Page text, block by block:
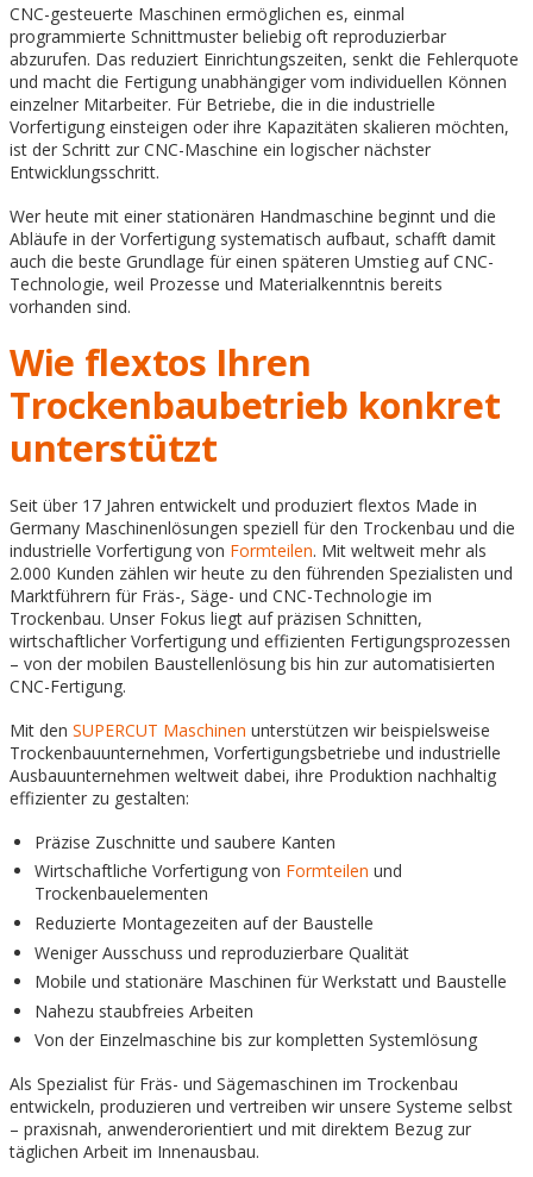
CNC-gesteuerte Maschinen ermöglichen es, einmal
programmierte Schnittmuster beliebig oft reproduzierbar
abzurufen. Das reduziert Einrichtungszeiten, senkt die Fehlerquote
und macht die Fertigung unabhängiger vom individuellen Können
einzelner Mitarbeiter. Für Betriebe, die in die industrielle
Vorfertigung einsteigen oder ihre Kapazitäten skalieren möchten,
ist der Schritt zur CNC-Maschine ein logischer nächster
Entwicklungsschritt.
Wer heute mit einer stationären Handmaschine beginnt und die
Abläufe in der Vorfertigung systematisch aufbaut, schafft damit
auch die beste Grundlage für einen späteren Umstieg auf CNC-
Technologie, weil Prozesse und Materialkenntnis bereits
vorhanden sind.
Wie flextos Ihren
Trockenbaubetrieb konkret
unterstützt
Seit über 17 Jahren entwickelt und produziert flextos Made in
Germany Maschinenlösungen speziell für den Trockenbau und die
industrielle Vorfertigung von Formteilen. Mit weltweit mehr als
2.000 Kunden zählen wir heute zu den führenden Spezialisten und
Marktführern für Fräs-, Säge- und CNC-Technologie im
Trockenbau. Unser Fokus liegt auf präzisen Schnitten,
wirtschaftlicher Vorfertigung und effizienten Fertigungsprozessen
– von der mobilen Baustellenlösung bis hin zur automatisierten
CNC-Fertigung.
Mit den SUPERCUT Maschinen unterstützen wir beispielsweise
Trockenbauunternehmen, Vorfertigungsbetriebe und industrielle
Ausbauunternehmen weltweit dabei, ihre Produktion nachhaltig
effizienter zu gestalten:
Präzise Zuschnitte und saubere Kanten
Wirtschaftliche Vorfertigung von Formteilen und
Trockenbauelementen
Reduzierte Montagezeiten auf der Baustelle
Weniger Ausschuss und reproduzierbare Qualität
Mobile und stationäre Maschinen für Werkstatt und Baustelle
Nahezu staubfreies Arbeiten
Von der Einzelmaschine bis zur kompletten Systemlösung
Als Spezialist für Fräs- und Sägemaschinen im Trockenbau
entwickeln, produzieren und vertreiben wir unsere Systeme selbst
– praxisnah, anwenderorientiert und mit direktem Bezug zur
täglichen Arbeit im Innenausbau.